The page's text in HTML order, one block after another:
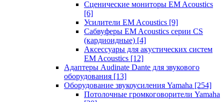
Сценические мониторы EM Acoustics
[6]
Усилители EM Acoustics [9]
Сабвуферы EM Acoustics серии CS
(кардиоидные) [4]
Аксессуары для акустических систем
EM Acoustics [12]
Адаптеры Audinate Dante для звукового
оборудования [13]
Оборудование звукоусиления Yamaha [254]
Потолочные громкоговорители Yamaha